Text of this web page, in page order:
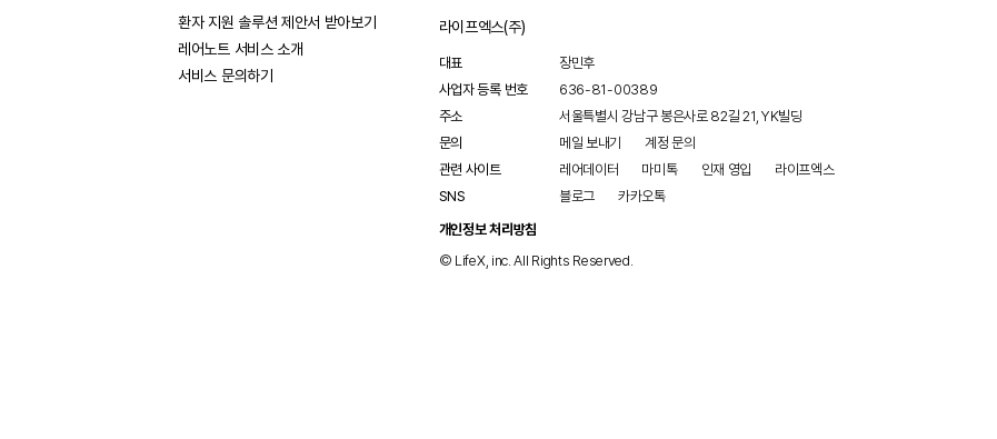
환자 지원 솔루션 제안서 받아보기
레어노트 서비스 소개
서비스 문의하기
라이프엑스(주)
대표
장민후
사업자 등록 번호
636-81-00389
주소
서울특별시 강남구 봉은사로 82길 21, YK빌딩
문의
메일 보내기
계정 문의
관련 사이트
레어데이터 마미톡 인재 영입
라이프엑스
SNS
블로그
카카오톡
개인정보 처리방침
© LifeX, inc. All Rights Reserved.